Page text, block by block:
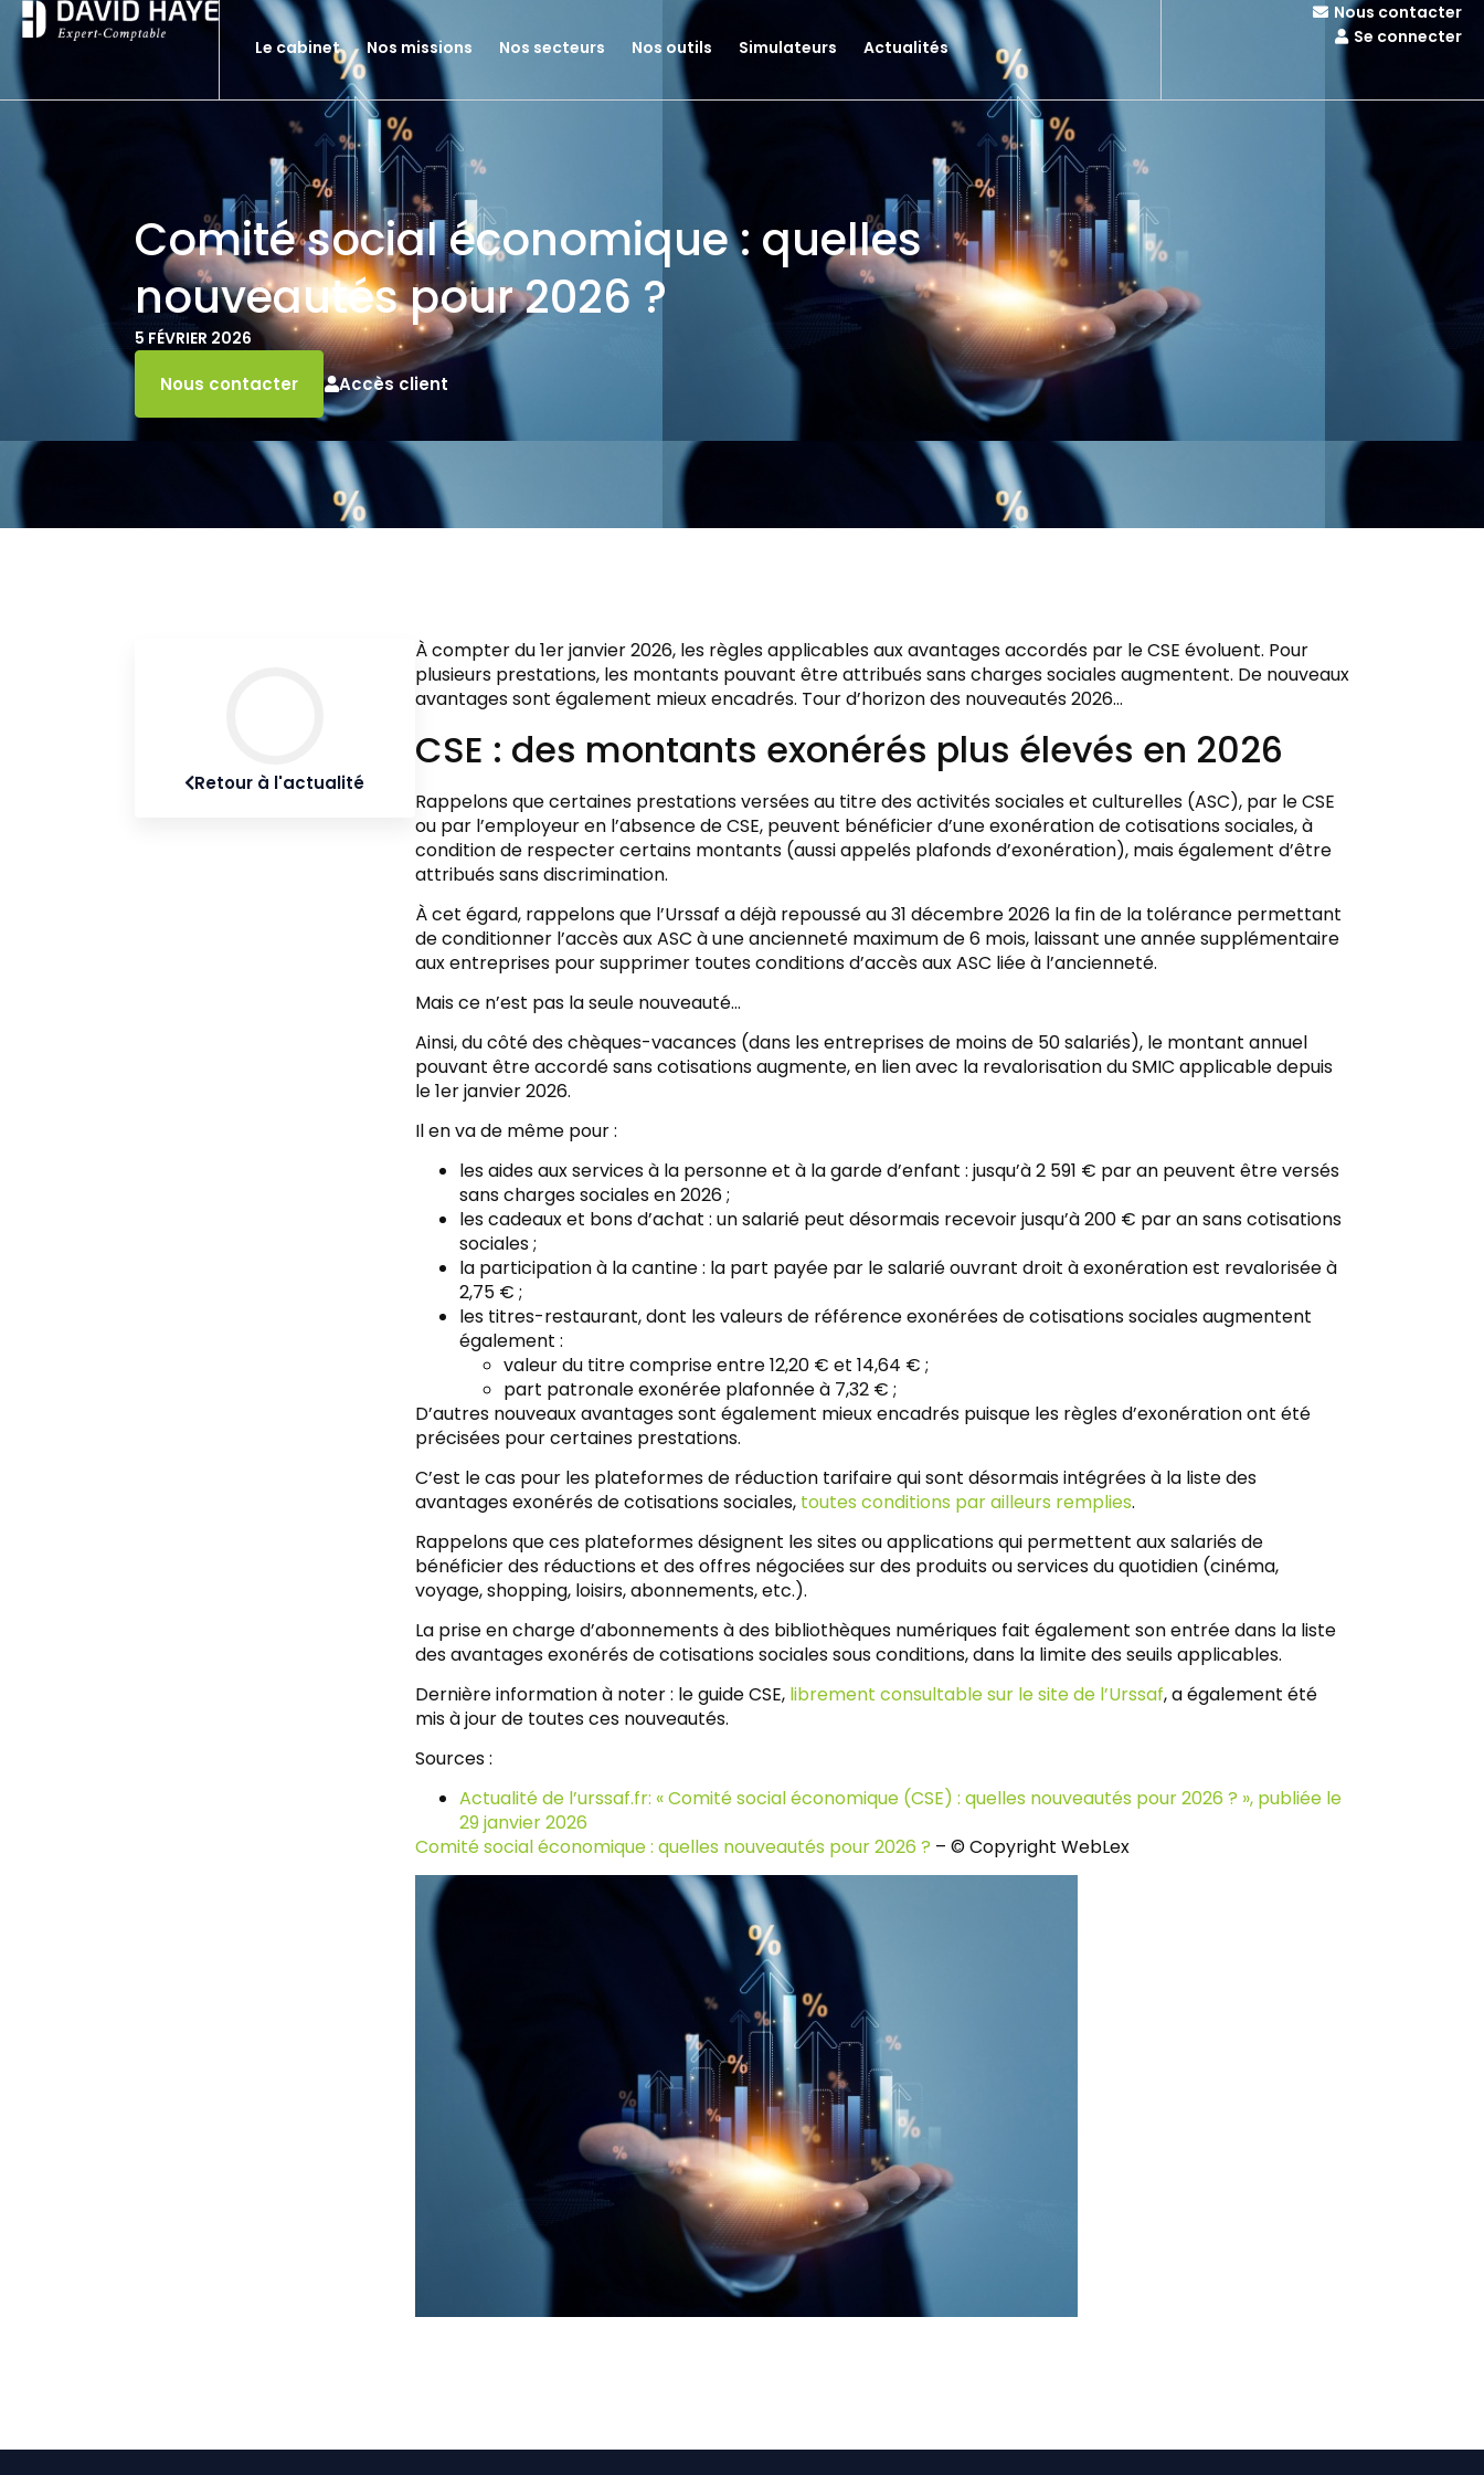
Le cabinet Nos missions Nos secteurs Nos outils Simulateurs Actualités
Nous contacter
Se connecter
Comité social économique : quelles
nouveautés pour 2026 ?
5 FÉVRIER 2026
Nous contacter Accès client
Retour à l'actualité
À compter du 1er janvier 2026, les règles applicables aux avantages accordés par le CSE évoluent. Pour
plusieurs prestations, les montants pouvant être attribués sans charges sociales augmentent. De nouveaux
avantages sont également mieux encadrés. Tour d’horizon des nouveautés 2026…
CSE : des montants exonérés plus élevés en 2026
Rappelons que certaines prestations versées au titre des activités sociales et culturelles (ASC), par le CSE
ou par l’employeur en l’absence de CSE, peuvent bénéficier d’une exonération de cotisations sociales, à
condition de respecter certains montants (aussi appelés plafonds d’exonération), mais également d’être
attribués sans discrimination.
À cet égard, rappelons que l’Urssaf a déjà repoussé au 31 décembre 2026 la fin de la tolérance permettant
de conditionner l’accès aux ASC à une ancienneté maximum de 6 mois, laissant une année supplémentaire
aux entreprises pour supprimer toutes conditions d’accès aux ASC liée à l’ancienneté.
Mais ce n’est pas la seule nouveauté…
Ainsi, du côté des chèques-vacances (dans les entreprises de moins de 50 salariés), le montant annuel
pouvant être accordé sans cotisations augmente, en lien avec la revalorisation du SMIC applicable depuis
le 1er janvier 2026.
Il en va de même pour :
les aides aux services à la personne et à la garde d’enfant : jusqu’à 2 591 € par an peuvent être versés
sans charges sociales en 2026 ;
les cadeaux et bons d’achat : un salarié peut désormais recevoir jusqu’à 200 € par an sans cotisations
sociales ;
la participation à la cantine : la part payée par le salarié ouvrant droit à exonération est revalorisée à
2,75 € ;
les titres-restaurant, dont les valeurs de référence exonérées de cotisations sociales augmentent
également :
valeur du titre comprise entre 12,20 € et 14,64 € ;
part patronale exonérée plafonnée à 7,32 € ;
D’autres nouveaux avantages sont également mieux encadrés puisque les règles d’exonération ont été
précisées pour certaines prestations.
C’est le cas pour les plateformes de réduction tarifaire qui sont désormais intégrées à la liste des
avantages exonérés de cotisations sociales, toutes conditions par ailleurs remplies.
Rappelons que ces plateformes désignent les sites ou applications qui permettent aux salariés de
bénéficier des réductions et des offres négociées sur des produits ou services du quotidien (cinéma,
voyage, shopping, loisirs, abonnements, etc.).
La prise en charge d’abonnements à des bibliothèques numériques fait également son entrée dans la liste
des avantages exonérés de cotisations sociales sous conditions, dans la limite des seuils applicables.
Dernière information à noter : le guide CSE, librement consultable sur le site de l’Urssaf, a également été
mis à jour de toutes ces nouveautés.
Sources :
Actualité de l’urssaf.fr: « Comité social économique (CSE) : quelles nouveautés pour 2026 ? », publiée le
29 janvier 2026
Comité social économique : quelles nouveautés pour 2026 ? – © Copyright WebLex